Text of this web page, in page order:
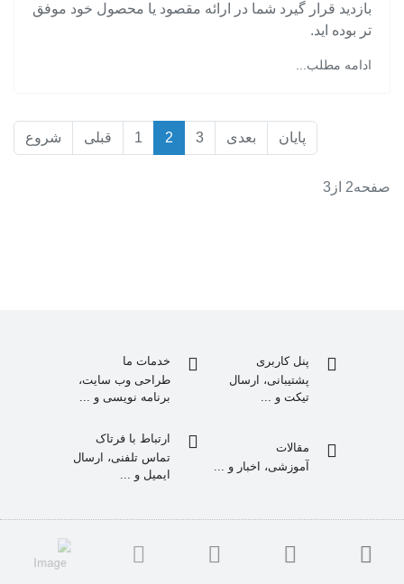
بازدید قرار گیرد شما در ارائه مقصود یا محصول خود موفق
تر بوده اید.
ادامه مطلب...
شروع قبلی 1 2 3 بعدی پایان
صفحه2 از3
پنل کاربری
پشتیبانی، ارسال
تیکت و ...
خدمات ما
طراحی وب سایت،
برنامه نویسی و ...
مقالات
آموزشی، اخبار و ...
ارتباط با فرتاک
تماس تلفنی، ارسال
ایمیل و ...